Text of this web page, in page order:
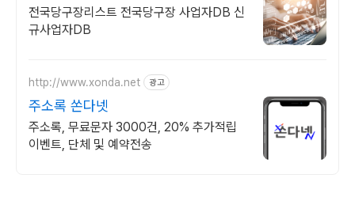
전국당구장리스트 전국당구장 사업자DB 신
규사업자DB
http://www.xonda.net 광고
주소록 쏜다넷
주소록, 무료문자 3000건, 20% 추가적립
이벤트, 단체 및 예약전송